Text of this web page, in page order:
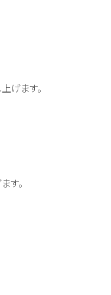
げます。
す。